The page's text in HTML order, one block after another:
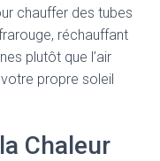
chauffer des tubes
réchauffant
plutôt que l’air
propre soleil
Chaleur